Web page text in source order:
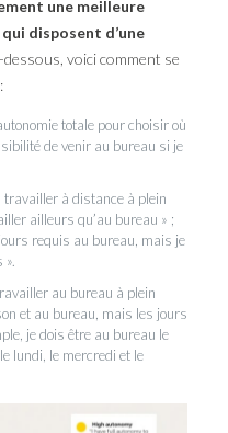
une meilleure
disposent d’une
dessous, voici comment se
totale pour choisir où
de venir au bureau si je
travailler à distance à plein
ailleurs qu’au bureau » ;
requis au bureau, mais je
au bureau à plein
et au bureau, mais les jours
je dois être au bureau le
lundi, le mercredi et le